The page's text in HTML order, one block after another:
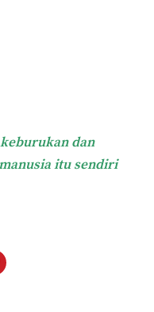
dan
itu sendiri